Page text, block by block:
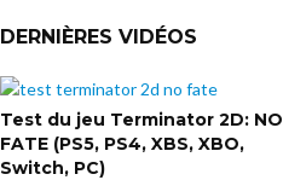
DERNIÈRES VIDÉOS
Test du jeu Terminator 2D: NO
FATE (PS5, PS4, XBS, XBO,
Switch, PC)